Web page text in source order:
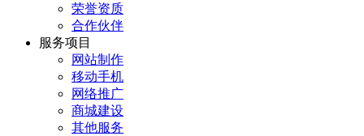
荣誉资质
合作伙伴
服务项目
网站制作
移动手机
网络推广
商城建设
其他服务